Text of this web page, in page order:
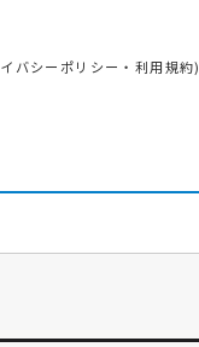
バシーポリシー ・ 利用規約)